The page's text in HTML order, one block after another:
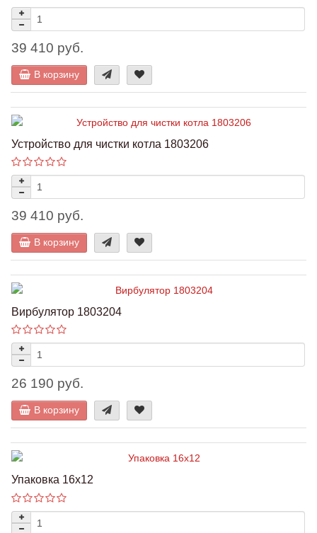
39 410 руб.
В корзину
Устройство для чистки котла 1803206
39 410 руб.
В корзину
Вирбулятор 1803204
26 190 руб.
В корзину
Упаковка 16х12